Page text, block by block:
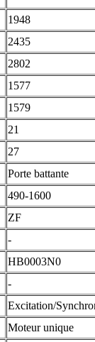
1948
2435
2802
1577
1579
21
27
Porte battante
490-1600
ZF
-
HB0003N0
-
Excitation/
Moteur unique